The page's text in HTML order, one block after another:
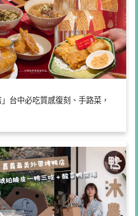
台中必吃質感復刻、手路菜，